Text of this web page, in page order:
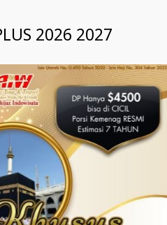
2026 2027